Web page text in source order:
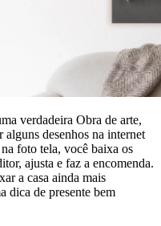
verdadeira Obra de arte,
alguns desenhos na internet
foto tela, você baixa os
ajusta e faz a encomenda.
a casa ainda mais
dica de presente bem